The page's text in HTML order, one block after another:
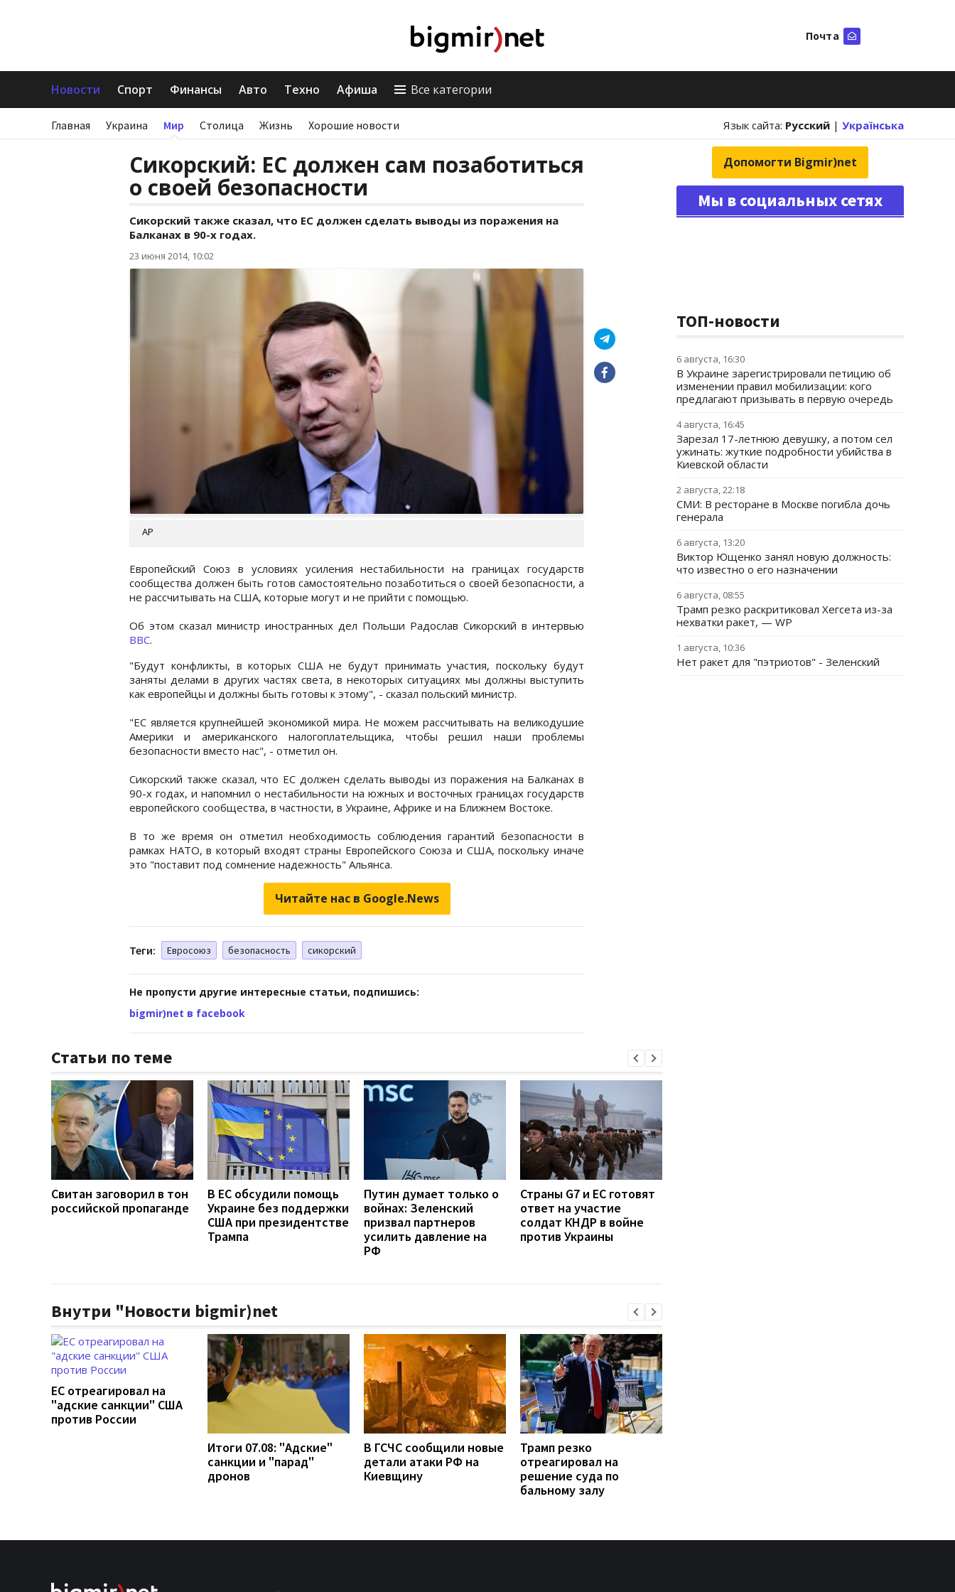
Почта
Новости Спорт Финансы Авто Техно Афиша Все категории
Главная Украина Мир Столица Жизнь Хорошие новости Язык сайта: Русский | Українська
Сикорский: ЕС должен сам позаботиться
о своей безопасности
Сикорский также сказал, что ЕС должен сделать выводы из поражения на
Балканах в 90-х годах.
23 июня 2014, 10:02
АР
Европейский Союз в условиях усиления нестабильности на границах государств
сообщества должен быть готов самостоятельно позаботиться о своей безопасности, а
не рассчитывать на США, которые могут и не прийти с помощью.
Об этом сказал министр иностранных дел Польши Радослав Сикорский в интервью
ВВС.
"Будут конфликты, в которых США не будут принимать участия, поскольку будут
заняты делами в других частях света, в некоторых ситуациях мы должны выступить
как европейцы и должны быть готовы к этому", - сказал польский министр.
"ЕС является крупнейшей экономикой мира. Не можем рассчитывать на великодушие
Америки и американского налогоплательщика, чтобы решил наши проблемы
безопасности вместо нас", - отметил он.
Сикорский также сказал, что ЕС должен сделать выводы из поражения на Балканах в
90-х годах, и напомнил о нестабильности на южных и восточных границах государств
европейского сообщества, в частности, в Украине, Африке и на Ближнем Востоке.
В то же время он отметил необходимость соблюдения гарантий безопасности в
рамках НАТО, в который входят страны Европейского Союза и США, поскольку иначе
это "поставит под сомнение надежность" Альянса.
Читайте нас в Google.News
Теги: Евросоюз безопасность сикорский
Не пропусти другие интересные статьи, подпишись:
bigmir)net в facebook
Статьи по теме
Свитан заговорил в тон
российской пропаганде
В ЕС обсудили помощь
Украине без поддержки
США при президентстве
Трампа
Путин думает только о
войнах: Зеленский
призвал партнеров
усилить давление на
РФ
Страны G7 и ЕС готовят
ответ на участие
солдат КНДР в войне
против Украины
Внутри "Новости bigmir)net
ЕС отреагировал на
"адские санкции" США
против России
Итоги 07.08: "Адские"
санкции и "парад"
дронов
В ГСЧС сообщили новые
детали атаки РФ на
Киевщину
Трамп резко
отреагировал на
решение суда по
бальному залу
Допомогти Bigmir)net
Мы в социальных сетях
ТОП-новости
6 августа, 16:30
В Украине зарегистрировали петицию об
изменении правил мобилизации: кого
предлагают призывать в первую очередь
4 августа, 16:45
Зарезал 17-летнюю девушку, а потом сел
ужинать: жуткие подробности убийства в
Киевской области
2 августа, 22:18
СМИ: В ресторане в Москве погибла дочь
генерала
6 августа, 13:20
Виктор Ющенко занял новую должность:
что известно о его назначении
6 августа, 08:55
Трамп резко раскритиковал Хегсета из-за
нехватки ракет, — WP
1 августа, 10:36
Нет ракет для "пэтриотов" - Зеленский